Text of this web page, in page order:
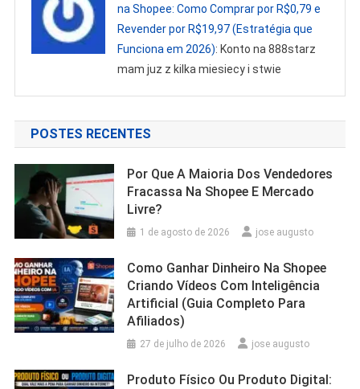
na Shopee: Como Comprar por R$0,79 e
Revender por R$19,97 (Estratégia que
Funciona em 2026): Konto na 888starz
mam juz z kilka miesiecy i stwie
POSTES RECENTES
Por Que A Maioria Dos Vendedores
Fracassa Na Shopee E Mercado
Livre?
1 de agosto de 2026 jose augusto
Como Ganhar Dinheiro Na Shopee
Criando Vídeos Com Inteligência
Artificial (Guia Completo Para
Afiliados)
27 de julho de 2026 jose augusto
Produto Físico Ou Produto Digital: